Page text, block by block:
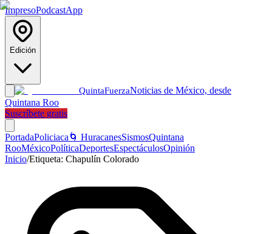
ImpresoPodcastApp
Edición
QuintaFuerzaNoticias de México, desde
Quintana Roo
Suscríbete gratis
PortadaPoliciaca 🌀 HuracanesSismosQuintana
RooMéxicoPolíticaDeportesEspectáculosOpinión
Inicio/Etiqueta: Chapulín Colorado